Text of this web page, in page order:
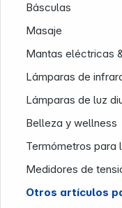
Básculas
Masaje
Mantas eléctricas
Lámparas de
Lámparas de luz
Belleza y wellness
Termómetros para
Medidores de
Otros artículos
Nuestra empresa